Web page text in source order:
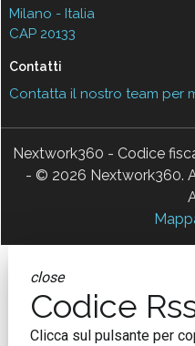
Milano - Italia
CAP 20133
Contatti
Contatta il nostro team per
Nextwork360 - Codice
- © 2026 Nextwork360.
close
Codice
Clicca sul pulsante per